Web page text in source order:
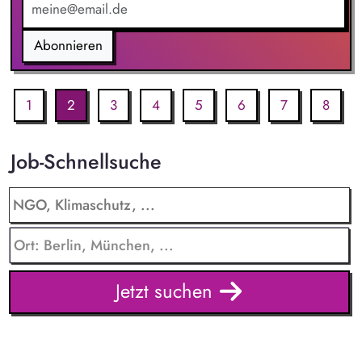
Abonnieren
1 2 3 4 5 6 7 8
Job-Schnellsuche
Jetzt suchen